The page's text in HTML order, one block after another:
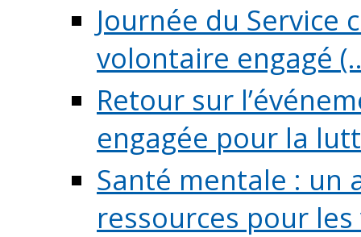
Journée du Service
volontaire engagé
Retour sur
engagée pour la
Santé mentale : un
ressources pour